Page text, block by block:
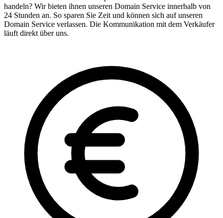
handeln? Wir bieten ihnen unseren Domain Service innerhalb von
24 Stunden an. So sparen Sie Zeit und können sich auf unseren
Domain Service verlassen. Die Kommunikation mit dem Verkäufer
läuft direkt über uns.